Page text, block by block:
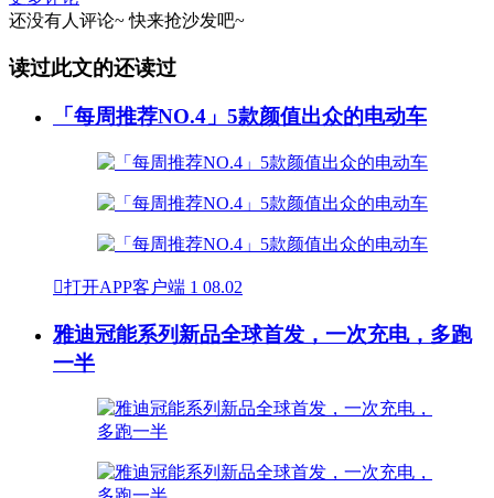
还没有人评论~ 快来抢沙发吧~
读过此文的还读过
「每周推荐NO.4」5款颜值出众的电动车
打开APP客户端 1 08.02
雅迪冠能系列新品全球首发，一次充电，多跑
一半